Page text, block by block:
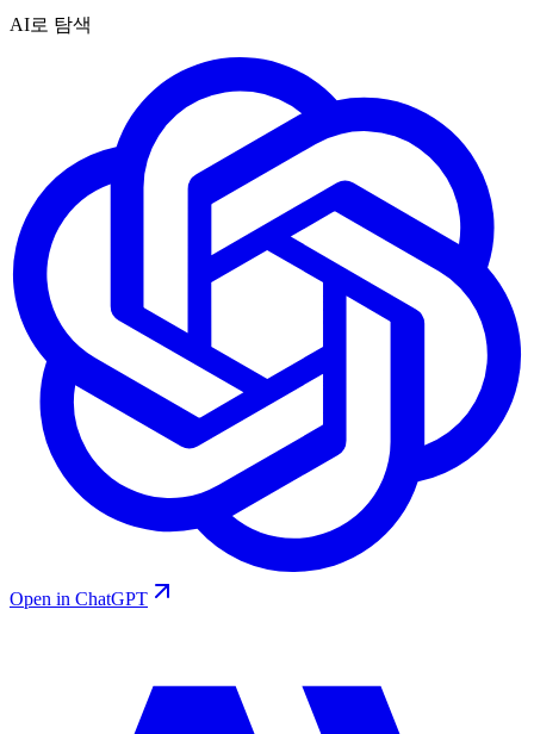
AI로 탐색
Open in ChatGPT